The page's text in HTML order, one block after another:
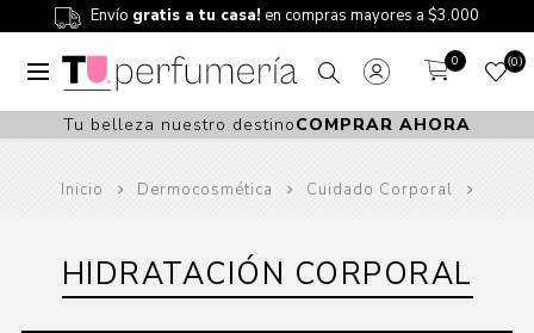
Envío gratis a tu casa! en compras mayores a $3.000
0 0
Tu belleza nuestro destinoCOMPRAR AHORA
Inicio Dermocosmética Cuidado Corporal
HIDRATACIÓN CORPORAL